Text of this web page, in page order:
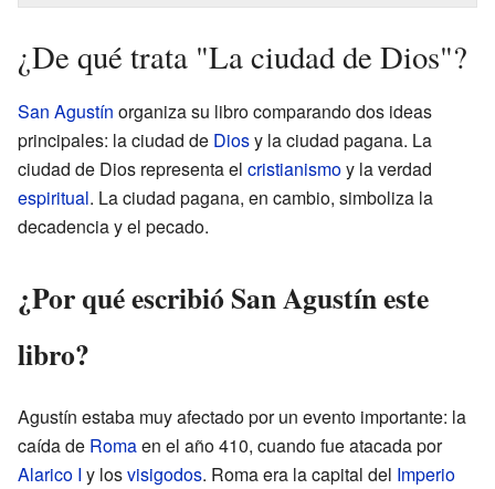
¿De qué trata "La ciudad de Dios"?
San Agustín organiza su libro comparando dos ideas
principales: la ciudad de Diosy la ciudad pagana. La
ciudad de Dios representa el cristianismoy la verdad
espiritual. La ciudad pagana, en cambio, simboliza la
decadencia y el pecado.
¿Por qué escribió San Agustín este
libro?
Agustín estaba muy afectado por un evento importante: la
caída de Romaen el año 410, cuando fue atacada por
Alarico I y losvisigodos. Roma era la capital del Imperio